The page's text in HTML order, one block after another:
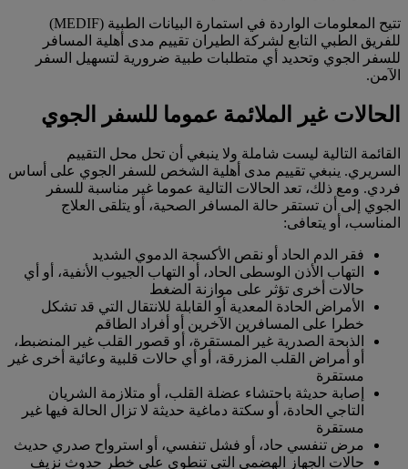
تتيح المعلومات الواردة في استمارة البيانات الطبية (MEDIF)
للفريق الطبي التابع لشركة الطيران تقييم مدى أهلية المسافر
للسفر الجوي وتحديد أي متطلبات طبية ضرورية لتسهيل السفر
الآمن.
الحالات غير الملائمة عموما للسفر الجوي
القائمة التالية ليست شاملة ولا ينبغي أن تحل محل التقييم
السريري. ينبغي تقييم مدى أهلية الشخص للسفر الجوي على أساس
فردي. ومع ذلك، تعد الحالات التالية عموما غير مناسبة للسفر
الجوي إلى أن تستقر حالة المسافر الصحية، أو يتلقى العلاج
المناسب، أو يتعافى:
فقر الدم الحاد أو نقص الأكسجة الدموي الشديد
التهاب الأذن الوسطى الحاد، أو التهاب الجيوب الأنفية، أو أي
حالات أخرى تؤثر على موازنة الضغط
الأمراض الحادة المعدية أو القابلة للانتقال التي قد تشكل
خطرا على المسافرين الآخرين أو أفراد الطاقم
الذبحة الصدرية غير المستقرة، أو قصور القلب غير المنضبط،
أو أمراض القلب المزرقة، أو أي حالات قلبية وعائية أخرى غير
مستقرة
إصابة حديثة باحتشاء عضلة القلب، أو متلازمة الشريان
التاجي الحادة، أو سكتة دماغية حديثة لا تزال الحالة فيها غير
مستقرة
مرض تنفسي حاد، أو فشل تنفسي، أو استرواح صدري حديث
حالات الجهاز الهضمي التي تنطوي على خطر حدوث نزيف